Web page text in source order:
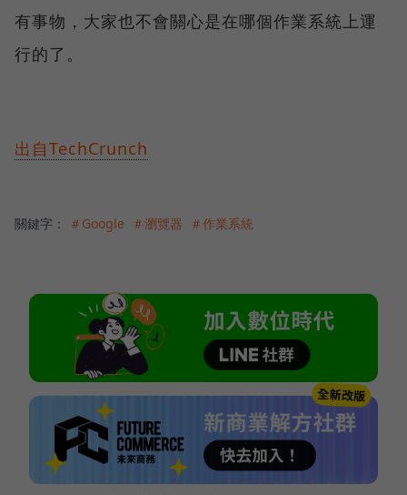
有事物，大家也不會關心是在哪個作業系統上運
行的了。
出自TechCrunch
關鍵字： ＃Google ＃瀏覽器 ＃作業系統